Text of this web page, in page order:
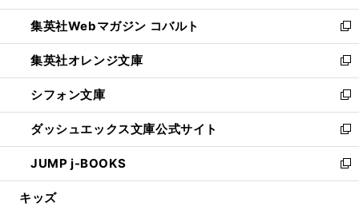
開
く
ウ
で
開
く
ン
ド
ウ
で
開
く
ウ
ィ
ン
ド
ウ
で
開
く
集英社Webマガジン コバルト
新
し
い
ウ
ィ
ン
ド
ウ
で
開
集英社オレンジ文庫
新
し
い
ウ
ィ
ン
ド
ウ
シフォン文庫
新
し
い
ウ
ィ
ン
ダッシュエックス文庫公式サイト
新
し
い
ウ
JUMP j-BOOKS
新
し
キッズ